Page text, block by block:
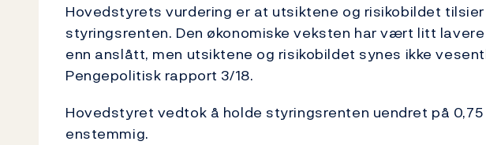
Hovedstyrets vurdering er at utsiktene og risikobildet
styringsrenten. Den økonomiske veksten har vært litt
enn anslått, men utsiktene og risikobildet synes ikke
Pengepolitisk rapport 3/18.
Hovedstyret vedtok å holde styringsrenten uendret på
enstemmig.